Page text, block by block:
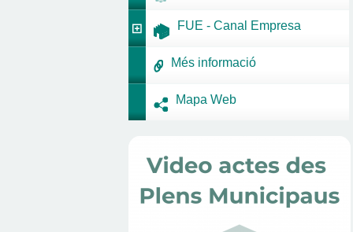
FUE - Canal Empresa
Més informació
Mapa Web